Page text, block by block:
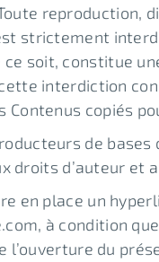
strictement
soit, constitue
interdiction
copiés
de bases
d’auteur et
place un
à condition
du